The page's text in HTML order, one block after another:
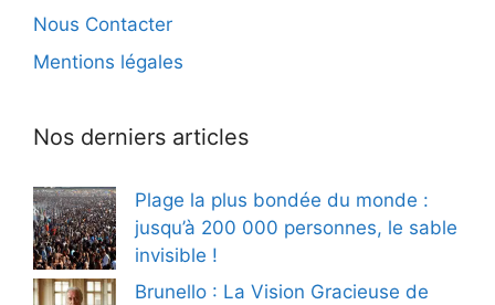
Nous Contacter
Mentions légales
Nos derniers articles
Plage la plus bondée du monde :
jusqu’à 200 000 personnes, le sable
invisible !
Brunello : La Vision Gracieuse de